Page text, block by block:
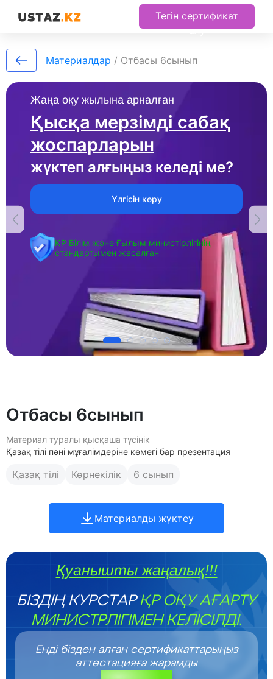
Тегін сертификат
алу
Жаңа оқу жылына арналған
Қысқа мерзімді сабақ
жоспарларын
жүктеп алғыңыз келеді ме?
Үлгісін көру
ҚР Білім және Ғылым министірлігінің
стандартымен жасалған
Материалдар / Отбасы 6сынып
Отбасы 6сынып
Материал туралы қысқаша түсінік
Қазақ тілі пәні мұғалімдеріне көмегі бар презентация
Қазақ тілі Көрнекілік 6 сынып
Материалды жүктеу
Қуанышты жаңалық!!!
БІЗДІҢ КУРСТАРҚР ОҚУ АҒАРТУ
МИНИСТРЛІГІМЕН КЕЛІСІЛДІ.
Енді бізден алған сертификаттарыңыз
аттестацияға жарамды